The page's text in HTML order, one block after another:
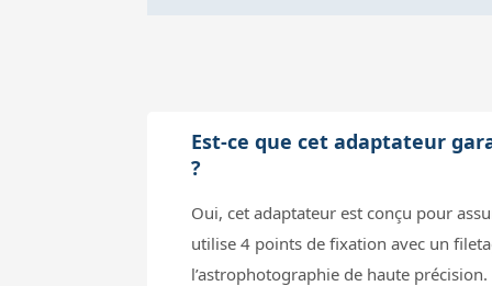
Est-ce que cet adaptateur
?
Oui, cet adaptateur est conçu pour
utilise 4 points de fixation avec un
l’astrophotographie de haute précision.